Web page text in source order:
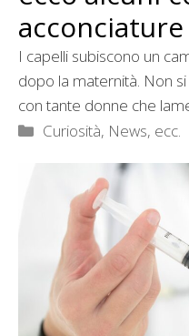
acconciature
I capelli subiscono un
dopo la maternità. Non
con tante donne che
Categorie
Curiosità, News, ecc.